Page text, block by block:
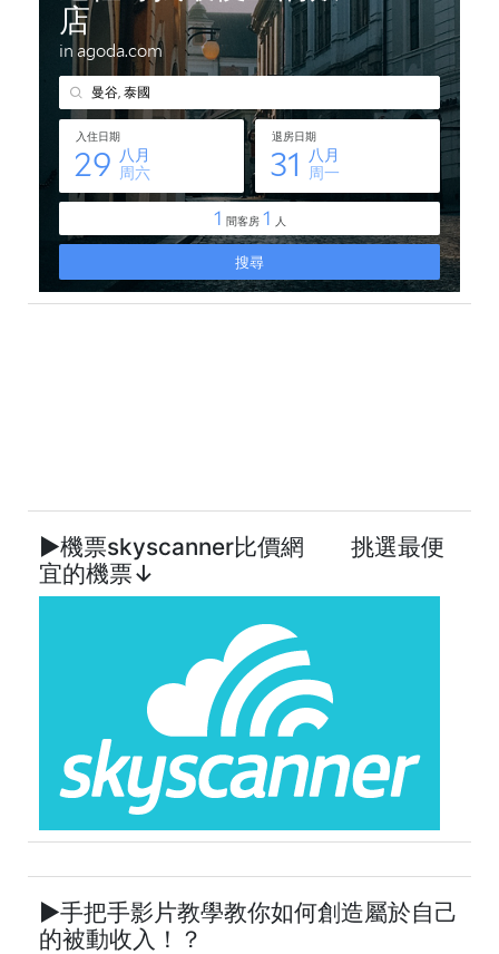
►機票skyscanner比價網 挑選最便
宜的機票↓
►手把手影片教學教你如何創造屬於自己
的被動收入！？